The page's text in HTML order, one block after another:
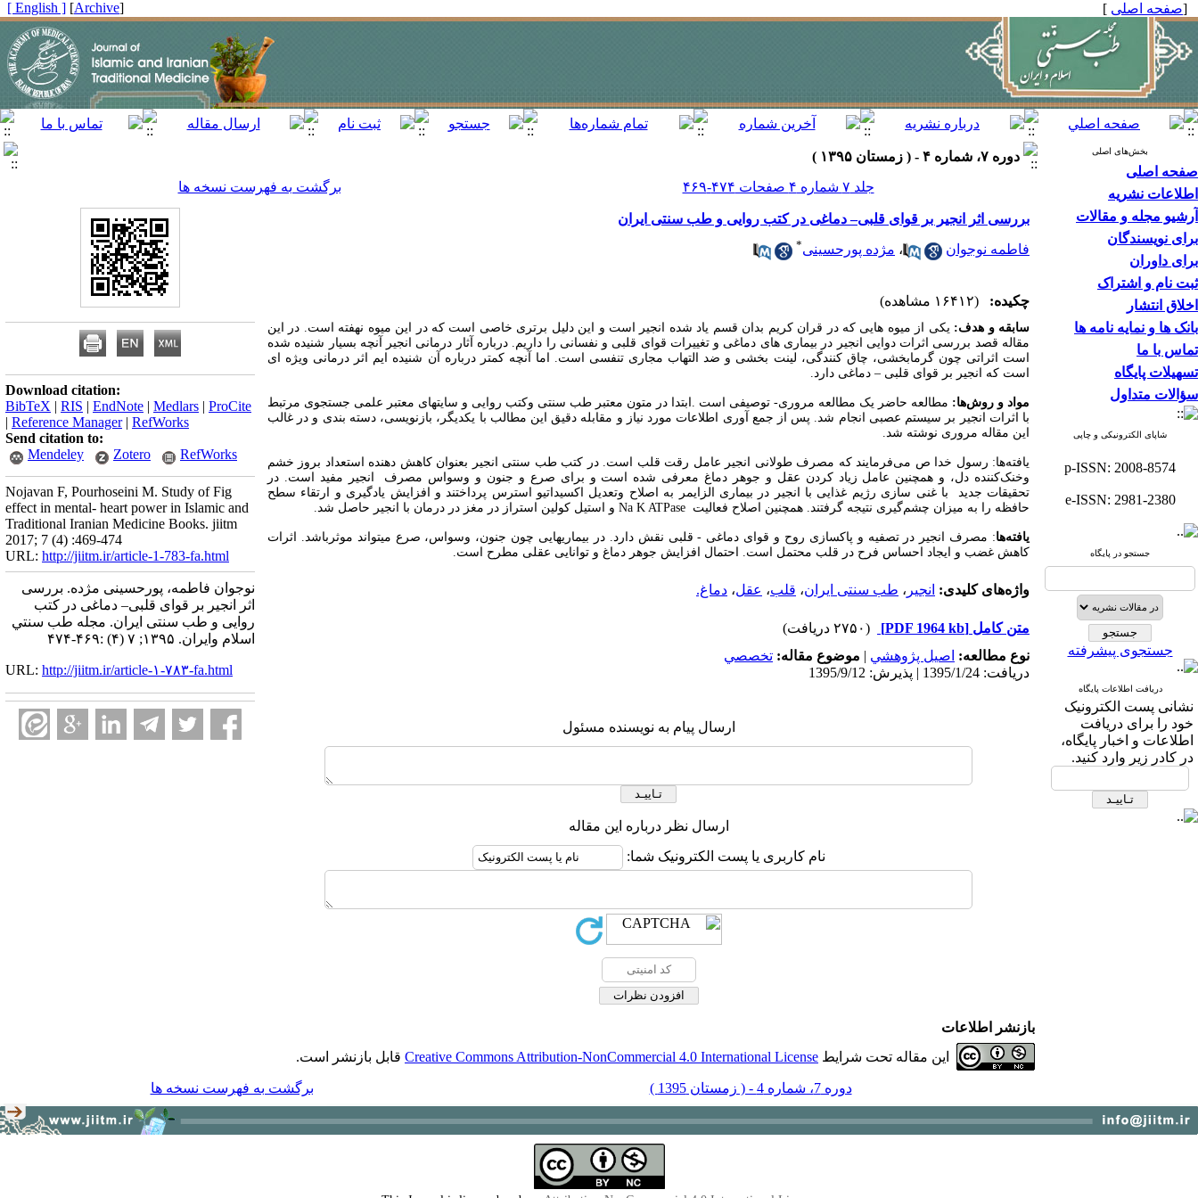
[صفحه اصلی ]
[
Archive
]
[ English ]
بخش‌های اصلی
صفحه اصلی
اطلاعات نشریه
آرشیو مجله و مقالات
برای نویسندگان
برای داوران
ثبت نام و اشتراک
اخلاق انتشار
بانک ها و نمایه نامه ها
تماس با ما
تسهیلات پایگاه
سؤالات متداول
شاپای الکترونیکی و چاپی
p-ISSN: 2008-8574
e-ISSN: 2981-2380
جستجو در پایگاه
جستجوی پیشرفته
دریافت اطلاعات پایگاه
نشانی پست الکترونیک
خود را برای دریافت
اطلاعات و اخبار پایگاه،
در کادر زیر وارد کنید.
دوره ۷، شماره ۴ - ( زمستان ۱۳۹۵ )
جلد ۷ شماره ۴ صفحات ۴۷۴-۴۶۹
برگشت به فهرست نسخه ها
بررسی اثر انجیر بر قوای قلبی– دماغی در کتب روایی و طب سنتی ایران
فاطمه نوجوان ، مژده پورحسینی*
چکیده: (۱۶۴۱۲ مشاهده)
سابقه و هدف: یکی از میوه هایی که در قران کریم بدان قسم یاد شده انجیر است و این دلیل برتری خاصی است که در این میوه نهفته است. در این
مقاله قصد بررسی اثرات دوایی انجیر در بیماری های دماغی و تغییرات قوای قلبی و نفسانی را داریم. درباره آثار درمانی انجیر آنچه بسیار شنیده شده
است اثراتی چون گرمابخشی، چاق کنندگی، لینت بخشی و ضد التهاب مجاری تنفسی است. اما آنچه کمتر درباره آن شنیده ایم اثر درمانی ویژه ای
است که انجیر بر قوای قلبی – دماغی دارد.
مواد و روش‌ها: مطالعه حاضر یک مطالعه مروری- توصیفی است .ابتدا در متون معتبر طب سنتی وکتب روایی و سایتهای معتبر علمی جستجوی مرتبط
با اثرات انجیر بر سیستم عصبی انجام شد. پس از جمع آوری اطلاعات مورد نیاز و مقابله دقیق این مطالب با یکدیگر، بازنویسی، دسته بندی و در غالب
این مقاله مروری نوشته شد.
یافته‌ها: رسول خدا ص می‌فرمایند که مصرف طولانی انجیر عامل رقت قلب است. در کتب طب سنتی انجیر بعنوان کاهش دهنده استعداد بروز خشم
وخنک‌کننده دل، و همچنین عامل زیاد کردن عقل و جوهر دماغ معرفی شده است و برای صرع و جنون و وسواس مصرف انجیر مفید است. در
تحقیقات جدید با غنی سازی رژیم غذایی با انجیر در بیماری الزایمر به اصلاح وتعدیل اکسیداتیو استرس پرداختند و افزایش یادگیری و ارتقاء سطح
حافظه را به میزان چشم‌گیری نتیجه گرفتند. همچنین اصلاح فعالیت Na K ATPase و استیل کولین استراز در مغز در درمان با انجیر حاصل شد.
یافته‌ها: مصرف انجیر در تصفیه و پاکسازی روح و قوای دماغی - قلبی نقش دارد. در بیماریهایی چون جنون، وسواس، صرع میتواند موثرباشد. اثرات
کاهش غضب و ایجاد احساس فرح در قلب محتمل است. احتمال افزایش جوهر دماغ و توانایی عقلی مطرح است.
واژه‌های کلیدی: انجیر ، طب سنتی ایران، قلب، عقل، دماغ.
متن کامل [PDF 1964 kb]
(۲۷۵۰ دریافت)
نوع مطالعه: اصيل پژوهشي | موضوع مقاله: تخصصي
دریافت: 1395/1/24 | پذیرش: 1395/9/12
ارسال پیام به نویسنده مسئول
ارسال نظر درباره این مقاله
نام کاربری یا پست الکترونیک شما:
Download citation:
BibTeX | RIS | EndNote | Medlars | ProCite
| Reference Manager| RefWorks
Send citation to:
Mendeley
Zotero RefWorks
Nojavan F, Pourhoseini M. Study of Fig
effect in mental- heart power in Islamic and
Traditional Iranian Medicine Books. jiitm
2017; 7 (4) :469-474
URL: http://jiitm.ir/article-1-783-fa.html
نوجوان فاطمه، پورحسینی مژده. بررسی
اثر انجیر بر قوای قلبی– دماغی در کتب
روایی و طب سنتی ایران. مجله طب سنتي
اسلام وايران. ۱۳۹۵; ۷ (۴) :۴۶۹-۴۷۴
URL: http://jiitm.ir/article-۱-۷۸۳-fa.html
بازنشر اطلاعات
این مقاله تحت شرایط Creative Commons Attribution-NonCommercial 4.0 International License قابل بازنشر است.
دوره 7، شماره 4 - ( زمستان 1395 ) برگشت به فهرست نسخه ها